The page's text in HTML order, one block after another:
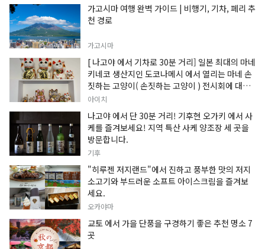
가고시마 여행 완벽 가이드 | 비행기, 기차, 페리 추
천 경로
가고시마
[ 나고야 에서 기차로 30분 거리] 일본 최대의 마네
키네코 생산지인 도코나메시 에서 열리는 마네 손
짓하는 고양이( 손짓하는 고양이 ) 전시회에 대한
정보입니다.
아이치
나고야 에서 단 30분 거리! 기후현 오가키 에서 사
케를 즐겨보세요! 지역 특산 사케 양조장 세 곳을
방문합니다.
기후
"히루젠 저지랜드"에서 진하고 풍부한 맛의 저지
소고기와 부드러운 소프트 아이스크림을 즐겨보
세요.
오카야마
교토 에서 가을 단풍을 구경하기 좋은 추천 명소 7
곳